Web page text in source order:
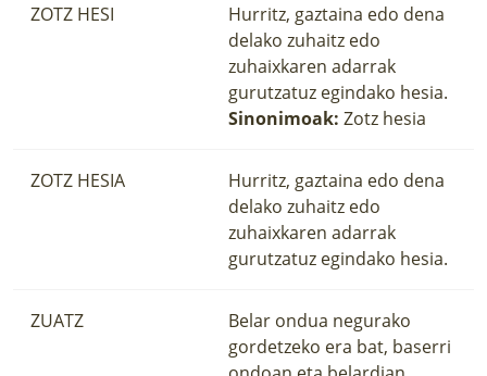
ZOTZ HESI
Hurritz, gaztaina edo dena
delako zuhaitz edo
zuhaixkaren adarrak
gurutzatuz egindako hesia.
Sinonimoak: Zotz hesia
ZOTZ HESIA
Hurritz, gaztaina edo dena
delako zuhaitz edo
zuhaixkaren adarrak
gurutzatuz egindako hesia.
ZUATZ
Belar ondua negurako
gordetzeko era bat, baserri